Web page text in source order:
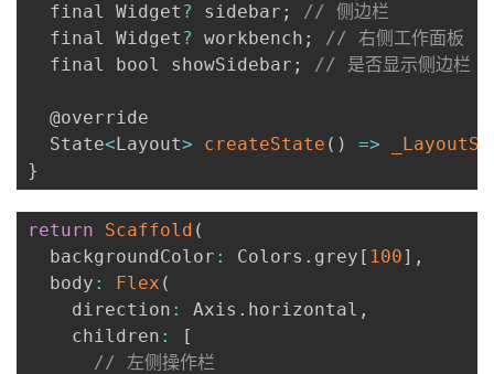
  final Widget
? sidebar ;
// 侧边栏
  final Widget
? workbench ;
// 右侧工作面板
  final bool showSidebar
; // 是否显示侧边栏
  @override
  State
<Layout> createState ( ) =>
}
return Scaffold (
  backgroundColor
: Colors . grey [ 100] ,
  body
: Flex (
    direction
: Axis . horizontal ,
    children
:
[
// 左侧操作栏